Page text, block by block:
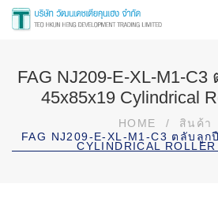
FAG NJ209-E-XL-M1-
45x85x19 Cylindrical
HOME / สินค้า
FAG NJ209-E-XL-M1-C3 ตลับลู
CYLINDRICAL ROLLER